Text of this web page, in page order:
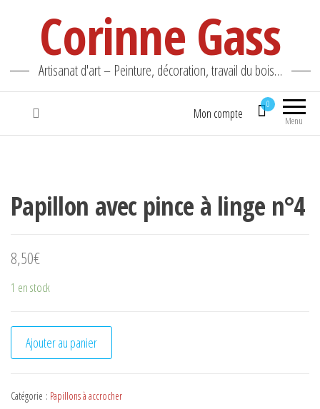
Corinne Gass
Artisanat d'art – Peinture, décoration, travail du bois…
Menu
0
Mon compte
Papillon avec pince à linge n°4
8,50€
1 en stock
quantité de Papillon avec pince à linge n°4
Ajouter au panier
Catégorie : Papillons à accrocher